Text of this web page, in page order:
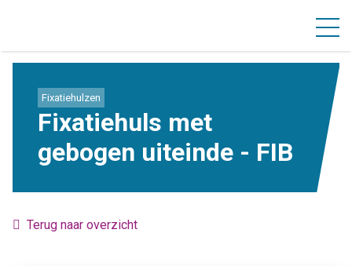
Fixatiehulzen
Fixatiehuls met
gebogen uiteinde - FIB
Terug naar overzicht